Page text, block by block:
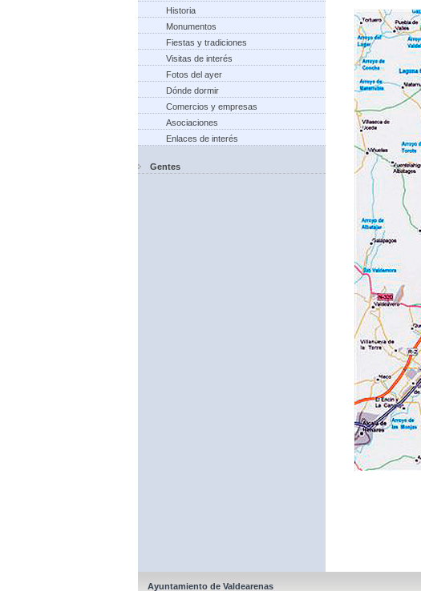
Historia
Monumentos
Fiestas y tradiciones
Visitas de interés
Fotos del ayer
Dónde dormir
Comercios y empresas
Asociaciones
Enlaces de interés
Gentes
Ayuntamiento de Valdearenas